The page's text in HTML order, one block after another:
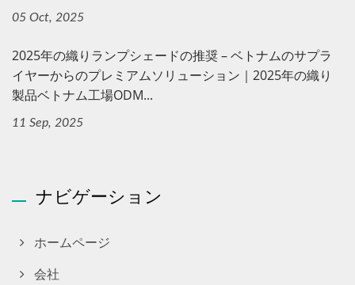
05 Oct, 2025
2025年の織りランプシェードの推奨 – ベトナムのサプラ
イヤーからのプレミアムソリューション｜2025年の織り
製品ベトナム工場ODM...
11 Sep, 2025
ナビゲーション
ホームページ
会社